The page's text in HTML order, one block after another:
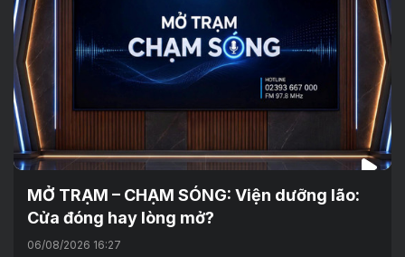
MỞ TRẠM – CHẠM SÓNG: Viện dưỡng lão:
Cửa đóng hay lòng mở?
06/08/2026 16:27